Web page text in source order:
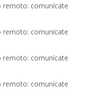
remoto: comunícate
remoto: comunícate
remoto: comunícate
remoto: comunícate